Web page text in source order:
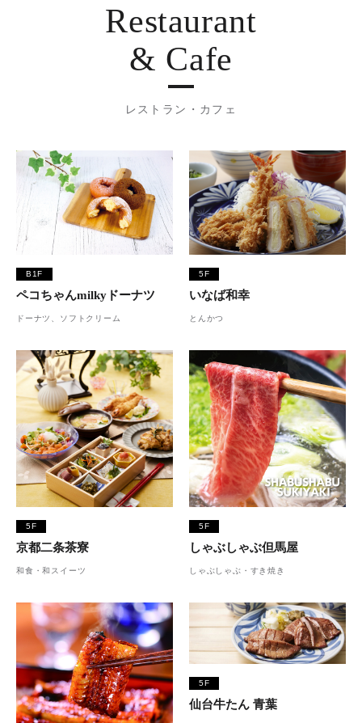
Restaurant
& Cafe
レストラン・カフェ
B1F
ペコちゃんmilkyドーナツ
ドーナツ、ソフトクリーム
5F
いなば和幸
とんかつ
5F
京都二条茶寮
和食・和スイーツ
5F
しゃぶしゃぶ但馬屋
しゃぶしゃぶ・すき焼き
5F
仙台牛たん 青葉